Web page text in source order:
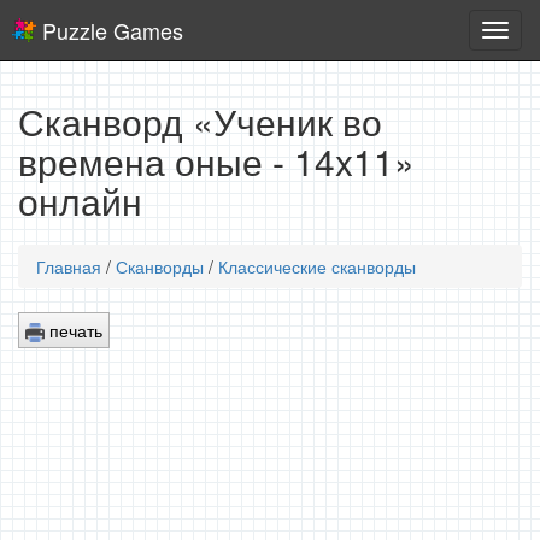
игры
Puzzle Games
Сканворд «Ученик во
времена оные - 14x11»
онлайн
Главная / Сканворды / Классические сканворды
печать